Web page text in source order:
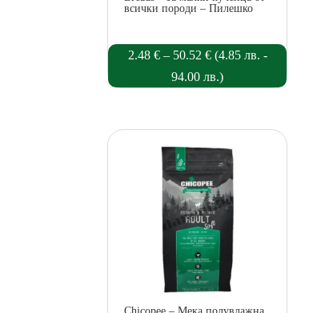
всички породи – Пилешко
2.48 € – 50.52 €Price
range:
(4.85 лв. -
94.00лв.)